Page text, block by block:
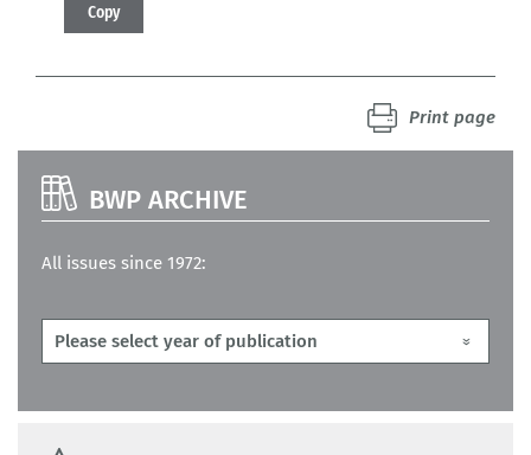
Copy
Print page
BWP ARCHIVE
All issues since 1972: